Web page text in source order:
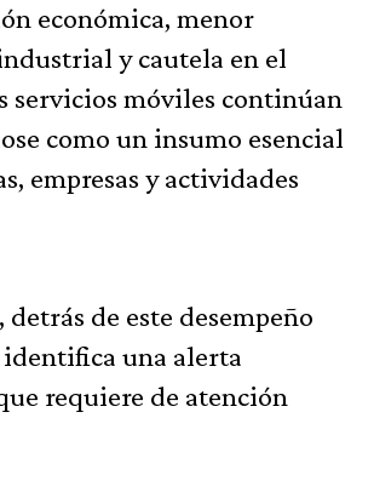
económica, menor
y cautela en el
servicios móviles continúan
como un insumo esencial
empresas y actividades
detrás de este desempeño
una alerta
requiere de atención